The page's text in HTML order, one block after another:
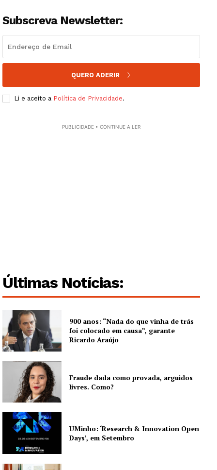
Quero ser Assinante
Subscreva Newsletter:
QUERO ADERIR
Li e aceito a Política de Privacidade.
PUBLICIDADE • CONTINUE A LER
Últimas Notícias:
900 anos: “Nada do que vinha de trás
foi colocado em causa”, garante
Ricardo Araújo
Fraude dada como provada, arguidos
livres. Como?
UMinho: ‘Research & Innovation Open
Days’, em Setembro